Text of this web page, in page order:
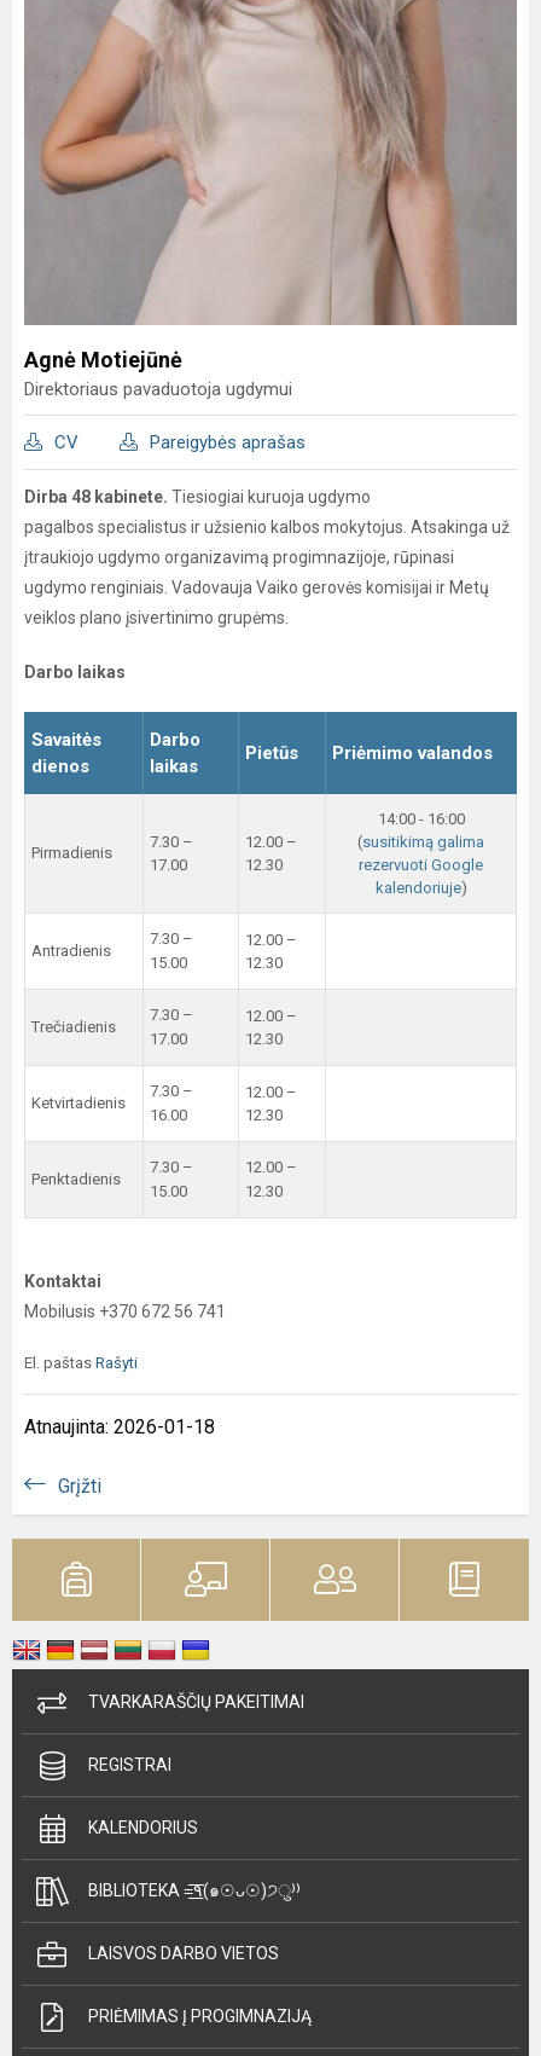
Agnė Motiejūnė
Direktoriaus pavaduotoja ugdymui
CV Pareigybės aprašas
Dirba 48 kabinete. Tiesiogiai kuruoja ugdymo
pagalbos specialistus ir užsienio kalbos mokytojus. Atsakinga už
įtraukiojo ugdymo organizavimą progimnazijoje, rūpinasi
ugdymo renginiais. Vadovauja Vaiko gerovės komisijai ir Metų
veiklos plano įsivertinimo grupėms.
Darbo laikas
Savaitės
dienos
Darbo
laikas
Pietūs Priėmimo valandos
Pirmadienis
7.30 –
17.00
12.00 –
12.30
14:00 - 16:00
(susitikimą galima
rezervuoti Google
kalendoriuje)
Antradienis
7.30 –
15.00
12.00 –
12.30
Trečiadienis
7.30 –
17.00
12.00 –
12.30
Ketvirtadienis
7.30 –
16.00
12.00 –
12.30
Penktadienis
7.30 –
15.00
12.00 –
12.30
Kontaktai
Mobilusis +370 672 56 741
El. paštas Rašyti
Atnaujinta: 2026-01-18
Grįžti
TVARKARAŠČIŲ PAKEITIMAI
REGISTRAI
KALENDORIUS
BIBLIOTEKA =͟͟͞͞٩(๑☉ᴗ☉)੭ु⁾⁾
LAISVOS DARBO VIETOS
PRIĖMIMAS Į PROGIMNAZIJĄ